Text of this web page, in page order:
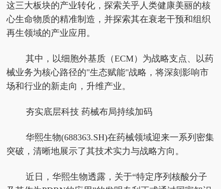
这三大板块的产业转化，探索关乎人类健康美丽的核
心生命物质的精准制造，并探索其在衰老干预和组织
再生领域的产业应用。
其中，以细胞外基质（ECM）为战略支点、以药
械业务为核心路径的"生态赋能"战略，将深刻影响市
场和行业的新走向，升维产业。
夯实底层科技 药械布局持续加码
华熙生物(688363.SH)在药械领域迎来一系列密集
突破，清晰地展示了其技术实力与战略方向。
近日，华熙生物透露，关于“特定序列核酸分子